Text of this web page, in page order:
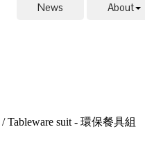
News About
/ Tableware suit - 環保餐具組